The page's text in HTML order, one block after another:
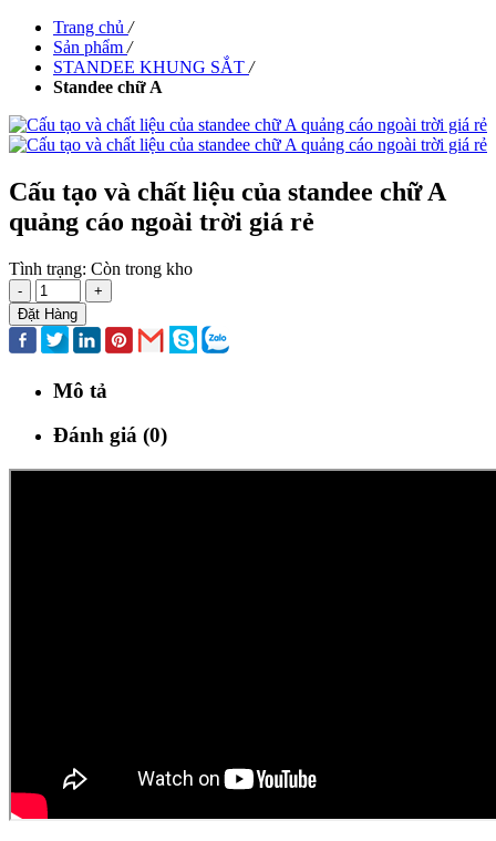
Trang chủ /
Sản phẩm /
STANDEE KHUNG SẮT /
Standee chữ A
Cấu tạo và chất liệu của standee chữ A
quảng cáo ngoài trời giá rẻ
Tình trạng: Còn trong kho
-
+
Đặt Hàng
Mô tả
Đánh giá (0)